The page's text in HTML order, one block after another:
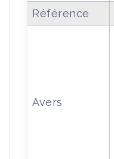
Référence
Avers